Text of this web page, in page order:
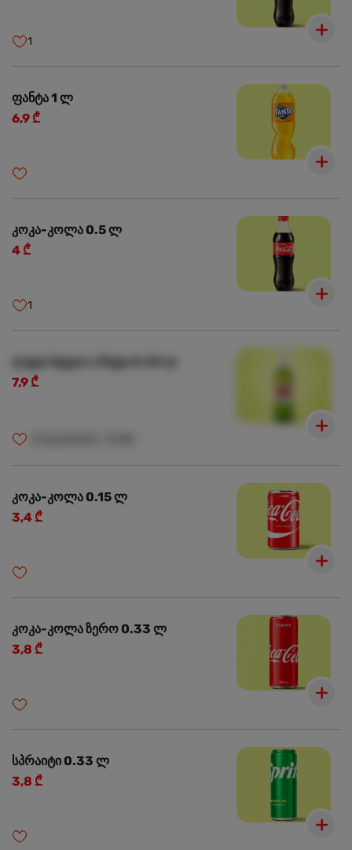
1
ფანტა 1 ლ
6,9 ₾
კოკა-კოლა 0.5 ლ
4 ₾
1
ლუდი სტელა არტუა 0.33 ლ
7,9 ₾
კოკა-კოლა 0.15 ლ
3,4 ₾
კოკა-კოლა ზერო 0.33 ლ
3,8 ₾
სპრაიტი 0.33 ლ
3,8 ₾